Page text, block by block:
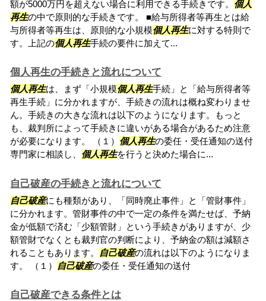
額が5000万円を超えない場合に利用できる手続きです。 個人
再生の中で原則的な手続きです。 ■給与所得者等再生とは給
与所得者等再生は、原則的な小規模個人再生に対する特則で
す。上記の個人再生手続の要件に加えて...
個人再生の手続きと流れについて
個人再生は、まず「小規模個人再生手続」と「給与所得者等
再生手続」に分かれますが、手続きの流れは概ね変わりませ
ん。手続きの大きな流れは以下のようになります。もっと
も、裁判所によって手続きに違いがある場合があるため注意
が必要になります。 （１） 個人再生の委任・受任通知の送付
専門家に相談し、 個人再生を行うと決めた場合に...
自己破産の手続きと流れについて
自己破産にも種類があり、「同時廃止事件」と「管財事件」
に分かれます。管財事件の中で一定の条件を満たせば、予納
金が低額で済む「少額管財」という手続きがありますが、少
額管財でなくとも裁判官の判断により、予納金の額は減額さ
れることもあります。
自己破産の流れは以下のようになりま
す。 （１）
自己破産の委任・受任通知の送付
自己破産できる条件とは